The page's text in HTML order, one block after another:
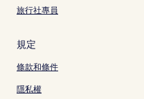
旅行社專員
規定
條款和條件
隱私權